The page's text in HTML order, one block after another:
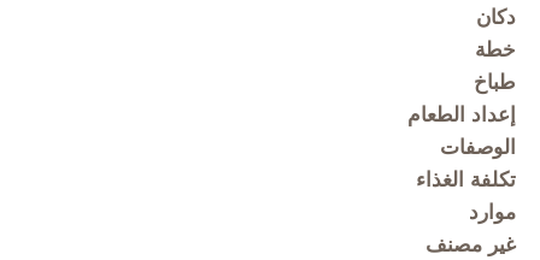
دكان
خطة
طباخ
إعداد الطعام
الوصفات
تكلفة الغذاء
موارد
غير مصنف